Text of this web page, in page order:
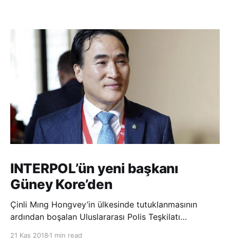
INTERPOL’ün yeni başkanı
Güney Kore’den
Çinli Mıng Hongvey’in ülkesinde tutuklanmasının
ardından boşalan Uluslararası Polis Teşkilatı
21 Kas 2018 1 min read